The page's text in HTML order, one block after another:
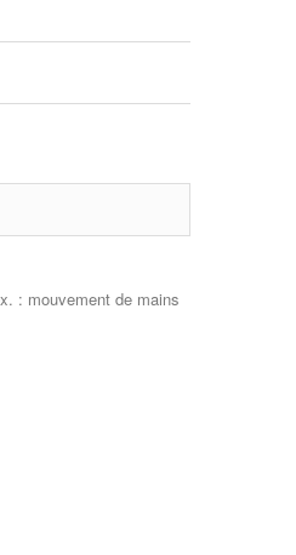
: mouvement de mains